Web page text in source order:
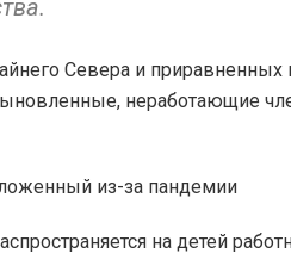
Севера и приравненных
неработающие
на детей